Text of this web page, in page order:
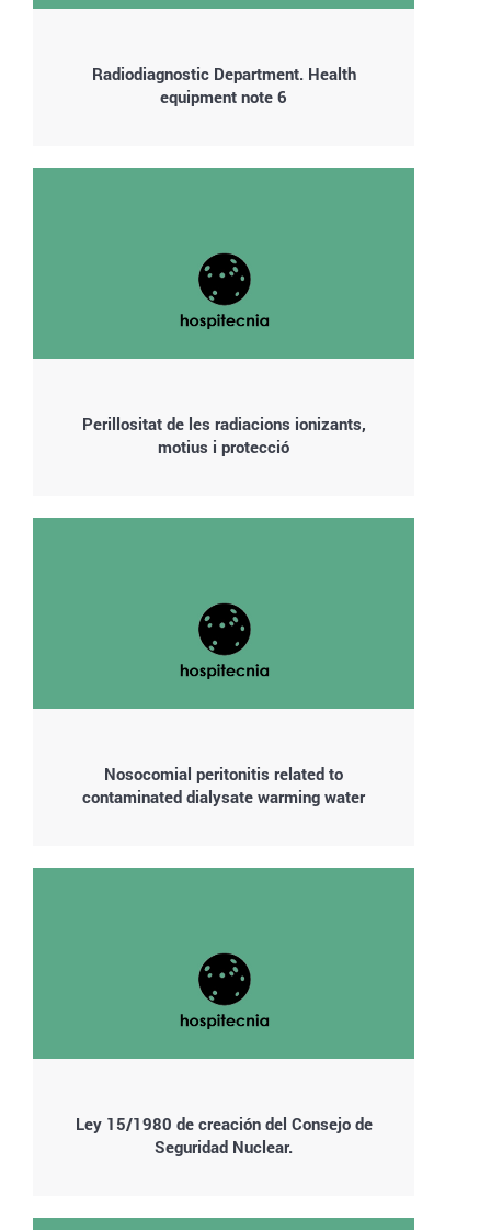
Radiodiagnostic Department. Health
equipment note 6
Perillositat de les radiacions ionizants,
motius i protecció
Nosocomial peritonitis related to
contaminated dialysate warming water
Ley 15/1980 de creación del Consejo de
Seguridad Nuclear.